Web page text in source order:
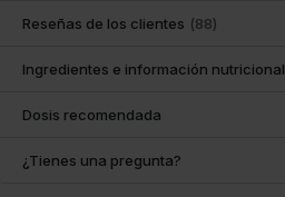
Reseñas de los clientes (88)
Ingredientes e información nutricional
Dosis recomendada
¿Tienes una pregunta?